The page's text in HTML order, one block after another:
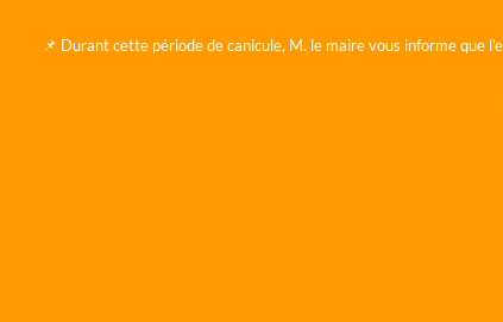
📌 Durant cette période de canicule, M. le maire vous informe que